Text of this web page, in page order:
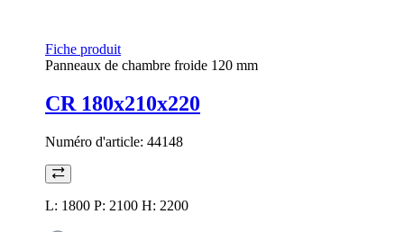
Fiche produit
Panneaux de chambre froide 120 mm
CR 180x210x220
Numéro d'article: 44148
L: 1800 P: 2100 H: 2200